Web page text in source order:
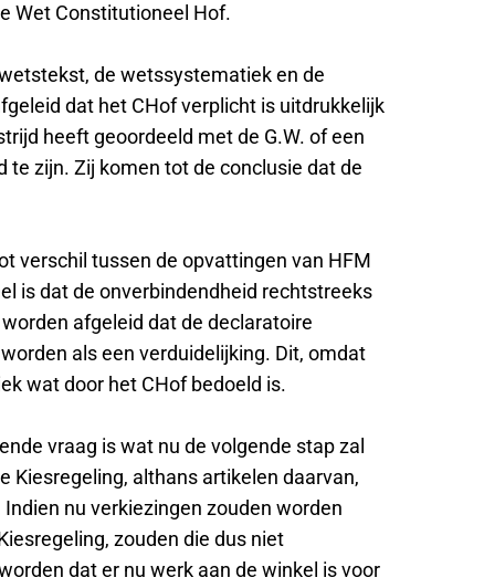
Wet Constitutioneel Hof.
de wetssystematiek en de
dat het CHof verplicht is uitdrukkelijk
heeft geoordeeld met de G.W. of een
zijn. Zij komen tot de conclusie dat de
verschil tussen de opvattingen van HFM
is dat de onverbindendheid rechtstreeks
afgeleid dat de declaratoire
als een verduidelijking. Dit, omdat
wat door het CHof bedoeld is.
vraag is wat nu de volgende stap zal
Kiesregeling, althans artikelen daarvan,
nu verkiezingen zouden worden
zouden die dus niet
dat er nu werk aan de winkel is voor